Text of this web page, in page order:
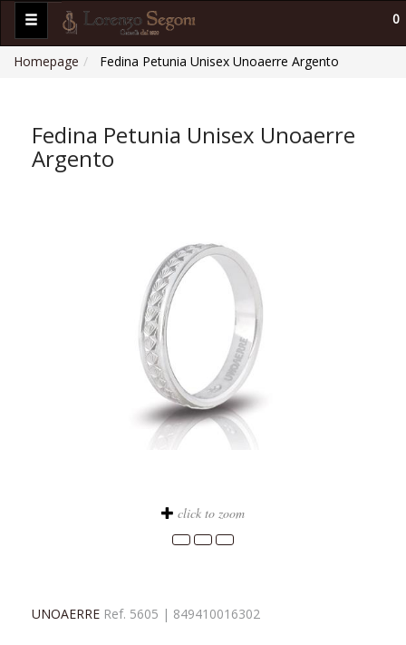
0
Homepage Fedina Petunia Unisex Unoaerre Argento
Fedina Petunia Unisex Unoaerre
Argento
click to zoom
UNOAERRE Ref. 5605 | 849410016302